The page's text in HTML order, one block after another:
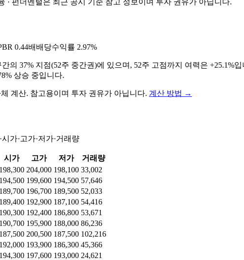
0.44배 배당수익률 2.97%
의 37% 지점(52주 중간권)에 있으며, 52주 고점까지 여력은
상승 중입니다.
계산. 참고용이며 투자 권유가 아닙니다. 계산 방법 →
가·고가·저가·거래량
시가 고가 저가
거래량
198,300 204,000 198,100 33,002
194,500 199,600 194,500 57,646
189,700 196,700 189,500 52,033
189,400 192,900 187,100 54,416
190,300 192,400 186,800 53,671
190,700 195,900 188,000 86,236
187,500 200,500 187,500 102,216
192,000 193,900 186,300 45,366
194,300 197,600 193,000 24,621